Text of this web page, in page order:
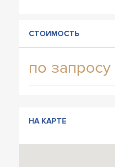
СТОИМОСТЬ
по запросу
НА КАРТЕ